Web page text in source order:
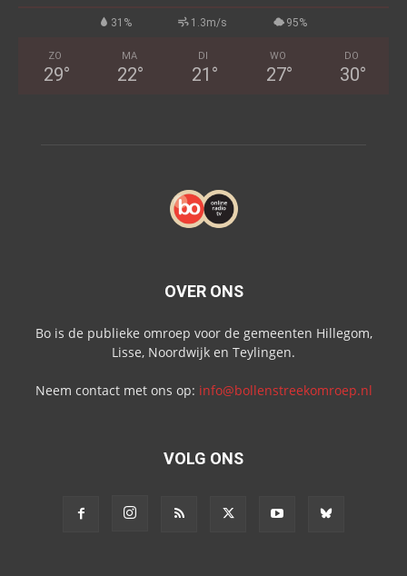
31% 1.3m/s 95%
ZO
29°
MA
22°
DI
21 °
WO
27°
DO
30°
OVER ONS
Bo is de publieke omroep voor de gemeenten Hillegom,
Lisse, Noordwijk en Teylingen.
Neem contact met ons op: info@bollenstreekomroep.nl
VOLG ONS